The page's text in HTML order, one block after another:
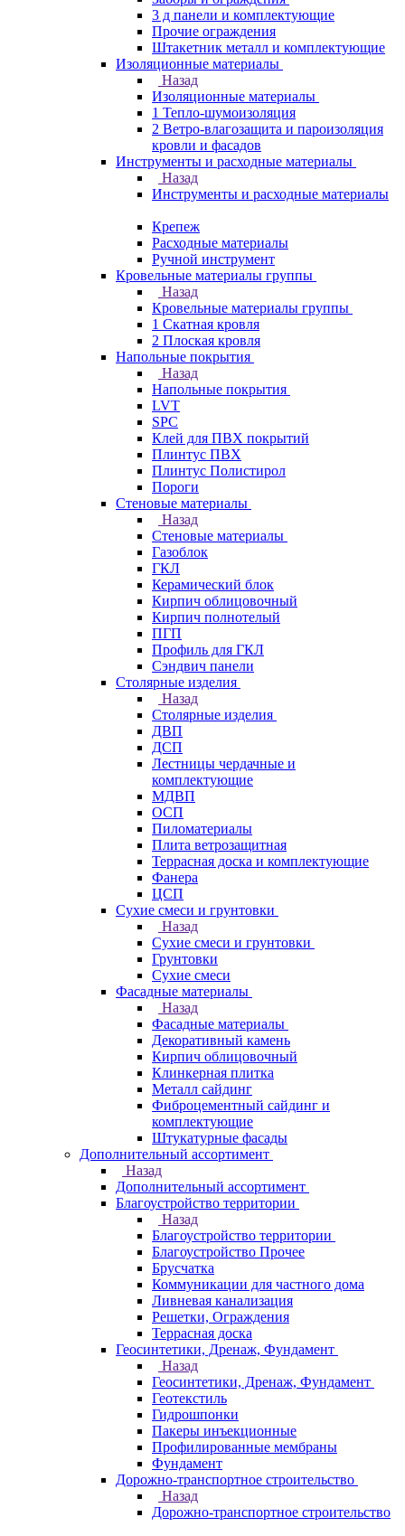
3 д панели и комплектующие
Прочие ограждения
Штакетник металл и комплектующие
Изоляционные материалы
Назад
Изоляционные материалы
1 Тепло-шумоизоляция
2 Ветро-влагозащита и пароизоляция
кровли и фасадов
Инструменты и расходные материалы
Назад
Инструменты и расходные материалы
Крепеж
Расходные материалы
Ручной инструмент
Кровельные материалы группы
Назад
Кровельные материалы группы
1 Скатная кровля
2 Плоская кровля
Напольные покрытия
Назад
Напольные покрытия
LVT
SPC
Клей для ПВХ покрытий
Плинтус ПВХ
Плинтус Полистирол
Пороги
Стеновые материалы
Назад
Стеновые материалы
Газоблок
ГКЛ
Керамический блок
Кирпич облицовочный
Кирпич полнотелый
ПГП
Профиль для ГКЛ
Сэндвич панели
Столярные изделия
Назад
Столярные изделия
ДВП
ДСП
Лестницы чердачные и
комплектующие
МДВП
ОСП
Пиломатериалы
Плита ветрозащитная
Террасная доска и комплектующие
Фанера
ЦСП
Сухие смеси и грунтовки
Назад
Сухие смеси и грунтовки
Грунтовки
Сухие смеси
Фасадные материалы
Назад
Фасадные материалы
Декоративный камень
Кирпич облицовочный
Клинкерная плитка
Металл сайдинг
Фиброцементный сайдинг и
комплектующие
Штукатурные фасады
Дополнительный ассортимент
Назад
Дополнительный ассортимент
Благоустройство территории
Назад
Благоустройство территории
Благоустройство Прочее
Брусчатка
Коммуникации для частного дома
Ливневая канализация
Решетки, Ограждения
Террасная доска
Геосинтетики, Дренаж, Фундамент
Назад
Геосинтетики, Дренаж, Фундамент
Геотекстиль
Гидрошпонки
Пакеры инъекционные
Профилированные мембраны
Фундамент
Дорожно-транспортное строительство
Назад
Дорожно-транспортное строительство